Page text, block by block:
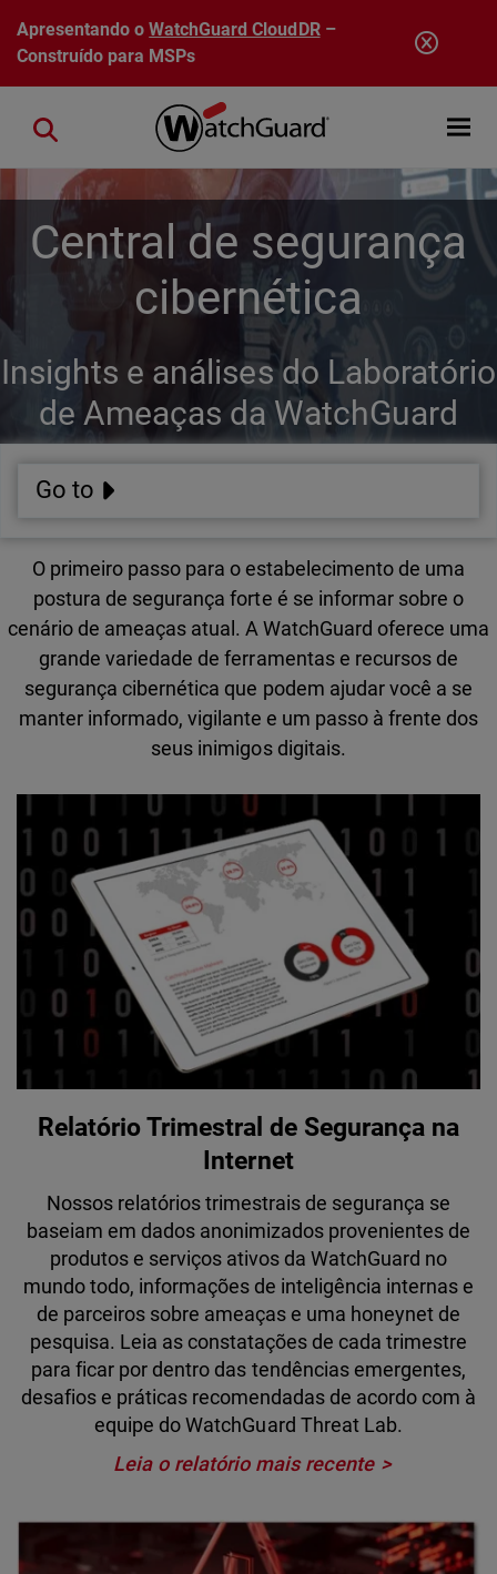
Pular para o conteúdo principal
Apresentando oWatchGuard CloudDR–
Construído para MSPs
Open
Close search
Central de segurança
cibernética
Insights e análises do Laboratório
de Ameaças da WatchGuard
Go to
O primeiro passo para o estabelecimento de uma
postura de segurança forte é se informar sobre o
cenário de ameaças atual. A WatchGuard oferece uma
grande variedade de ferramentas e recursos de
segurança cibernética que podem ajudar você a se
manter informado, vigilante e um passo à frente dos
seus inimigos digitais.
Relatório Trimestral de Segurança na
Internet
Nossos relatórios trimestrais de segurança se
baseiam em dados anonimizados provenientes de
produtos e serviços ativos da WatchGuard no
mundo todo, informações de inteligência internas e
de parceiros sobre ameaças e uma honeynet de
pesquisa. Leia as constatações de cada trimestre
para ficar por dentro das tendências emergentes,
desafios e práticas recomendadas de acordo com à
equipe do WatchGuard Threat Lab.
Leia o relatório mais recente